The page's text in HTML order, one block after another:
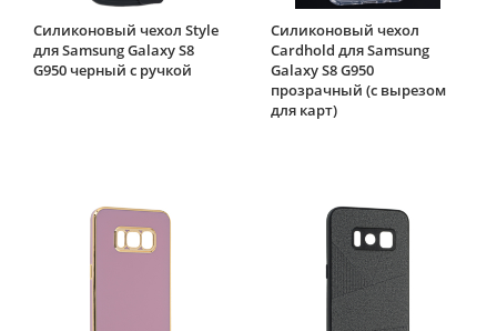
Силиконовый чехол Style
для Samsung Galaxy S8
G950 черный с ручкой
Силиконовый чехол
Cardhold для Samsung
Galaxy S8 G950
прозрачный (с вырезом
для карт)